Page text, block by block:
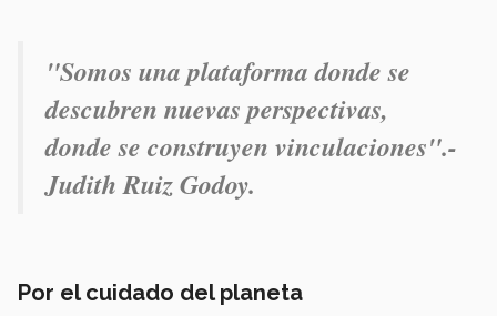
"Somos una plataforma donde se
descubren nuevas perspectivas,
donde se construyen vinculaciones".-
Judith Ruiz Godoy.
Por el cuidado del planeta